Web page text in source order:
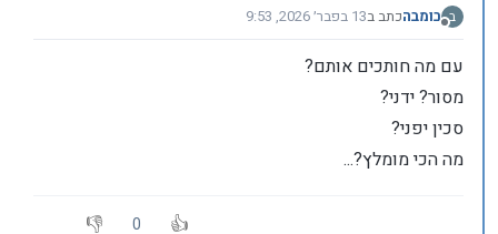
ב
מנותק
בומבהכתב ב13 בפבר׳ 2026, 9:53
נערך לאחרונה על ידי
עם מה חותכים אותם?
מסור? ידני?
סכין יפני?
מה הכי מומלץ?...
0